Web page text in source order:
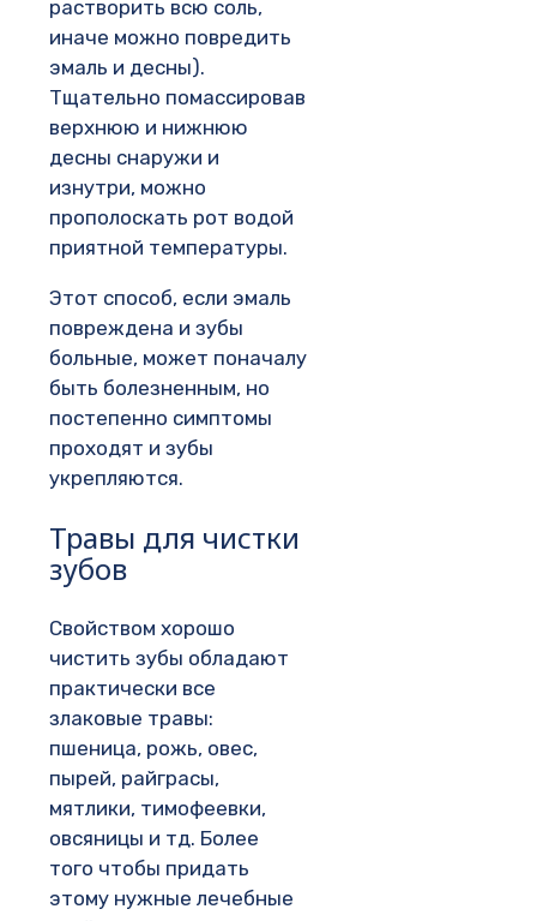
растворить всю соль,
иначе можно повредить
эмаль и десны).
Тщательно помассировав
верхнюю и нижнюю
десны снаружи и
изнутри, можно
прополоскать рот водой
приятной температуры.
Этот способ, если эмаль
повреждена и зубы
больные, может поначалу
быть болезненным, но
постепенно симптомы
проходят и зубы
укрепляются.
Травы для чистки
зубов
Свойством хорошо
чистить зубы обладают
практически все
злаковые травы:
пшеница, рожь, овес,
пырей, райграсы,
мятлики, тимофеевки,
овсяницы и тд. Более
того чтобы придать
этому нужные лечебные